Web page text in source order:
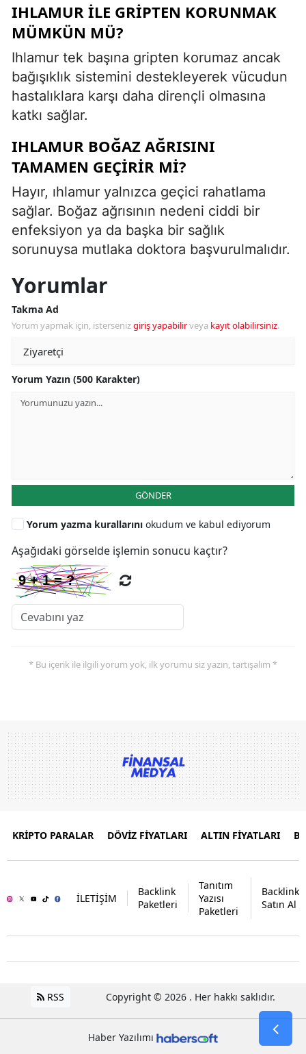
IHLAMUR ILE GRIPTEN KORUNMAK
MÜMKÜN MÜ?
Ihlamur tek başına gripten korumaz ancak
bağışıklık sistemini destekleyerek vücudun
hastalıklara karşı daha dirençli olmasına
katkı sağlar.
IHLAMUR BOĞAZ AĞRISINI
TAMAMEN GEÇIRIR MI?
Hayır, ıhlamur yalnızca geçici rahatlama
sağlar. Boğaz ağrısının nedeni ciddi bir
enfeksiyon ya da başka bir sağlık
sorunuysa mutlaka doktora başvurulmalıdır.
Yorumlar
Takma Ad
Yorum yapmak için, istersenizgiriş yapabilirveya kayıt olabilirsiniz.
Yorum Yazın (500 Karakter)
GÖNDER
Yorum yazma kurallarını okudum ve kabul ediyorum
Aşağıdaki görselde işlemin sonucu kaçtır?
* Bu içerik ile ilgili yorum yok, ilk yorumu siz yazın, tartışalım *
KRİPTO PARALAR DÖVİZ FİYATLARI ALTIN FİYATLARI
İLETİŞİM
Backlink
Paketleri
Tanıtım
Yazısı
Paketleri
Backlink
Satın Al
RSS Copyright © 2026 . Her hakkı saklıdır.
Haber Yazılımı